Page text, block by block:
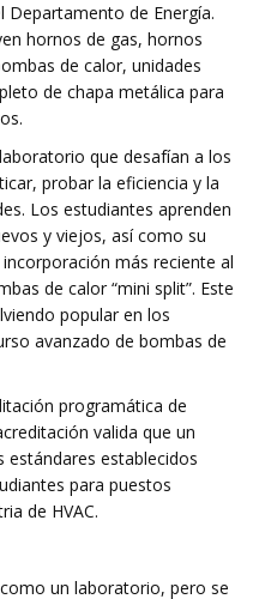
Departamento de Energía.
hornos de gas, hornos
de calor, unidades
de chapa metálica para
que desafían a los
probar la eficiencia y la
Los estudiantes aprenden
y viejos, así como su
más reciente al
de calor “mini split”. Este
popular en los
avanzado de bombas de
programática de
valida que un
estándares establecidos
para puestos
de HVAC.
un laboratorio, pero se